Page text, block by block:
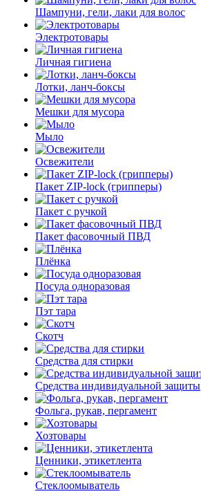
Шампуни, гели, лаки для волос
Электротовары
Личная гигиена
Лотки, ланч-боксы
Мешки для мусора
Мыло
Освежители
Пакет ZIP-lock (грипперы)
Пакет с ручкой
Пакет фасовочный ПВД
Плёнка
Посуда одноразовая
Пэт тара
Скотч
Средства для стирки
Средства индивидуальной защиты
Фольга, рукав, пергамент
Хозтовары
Ценники, этикетлента
Стеклоомыватель